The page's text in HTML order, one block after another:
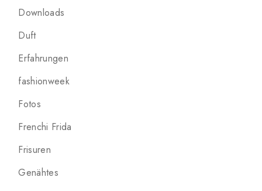
Downloads
Duft
Erfahrungen
fashionweek
Fotos
Frenchi Frida
Frisuren
Genähtes